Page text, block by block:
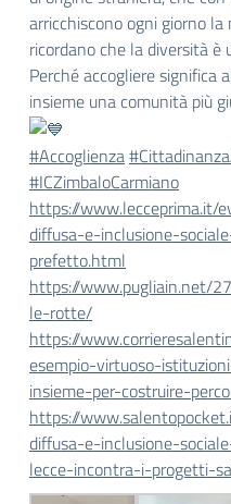
arricchiscono ogni giorno
ricordano che la diversità è
Perché accogliere significa
insieme una comunità più
#Accoglienza
#ICZimbaloCarmiano
https://www.lecceprima.it/
diffusa-e-inclusione-
prefetto.html
https://www.pugliain.net/
le-rotte/
https://
esempio-virtuoso-
insieme-per-costruire-
https://
diffusa-e-inclusione-
lecce-incontra-i-progetti-